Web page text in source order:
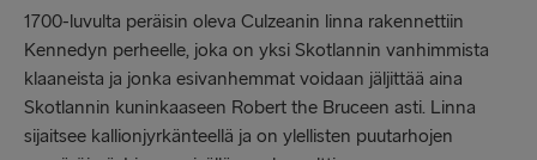
1700-luvulta peräisin oleva Culzeanin linna rakennettiin
Kennedyn perheelle, joka on yksi Skotlannin vanhimmista
klaaneista ja jonka esivanhemmat voidaan jäljittää aina
Skotlannin kuninkaaseen Robert the Bruceen asti. Linna
sijaitsee kallionjyrkänteellä ja on ylellisten puutarhojen